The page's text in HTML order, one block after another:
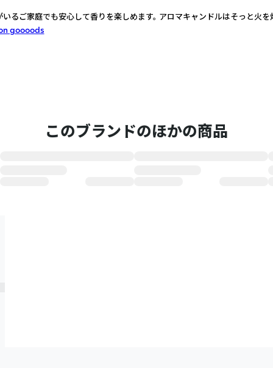
るご家庭でも安心して香りを楽しめます。 アロマキャンドルはそっと火
goooods
このブランドのほかの商品